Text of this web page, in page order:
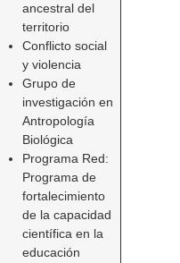
ancestral del
territorio
Conflicto social
y violencia
Grupo de
investigación en
Antropología
Biológica
Programa Red:
Programa de
fortalecimiento
de la capacidad
científica en la
educación